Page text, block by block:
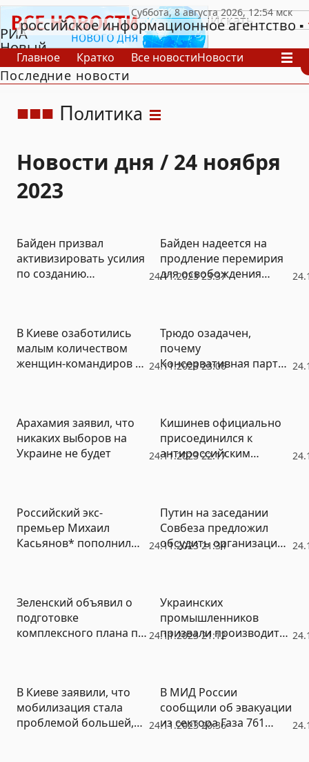
РИА
Новый
День
российское информационное агентство
Главное Кратко Все новостиНовости
В России
В мире
Последние новости
Политика
Новости дня / 24 ноября
2023
24.11.2023 23:37
Байден призвал
активизировать усилия
по созданию
Байден надеется на
продление перемирия
для освобождения
24.11.2023 23:06
В Киеве озаботились
малым количеством
женщин-командиров на
Трюдо озадачен,
почему
Консервативная партия
24.11.2023 22:17
Арахамия заявил, что
никаких выборов на
Украине не будет
Кишинев официально
присоединился к
антироссийским
24.11.2023 21:34
Российский экс-
премьер Михаил
Касьянов* пополнил
Путин на заседании
Совбеза предложил
обсудить организацию
24.11.2023 21:12
Зеленский объявил о
подготовке
комплексного плана по
Украинских
промышленников
призвали производить
24.11.2023 20:36
В Киеве заявили, что
мобилизация стала
проблемой большей,
В МИД России
сообщили об эвакуации
из сектора Газа 761